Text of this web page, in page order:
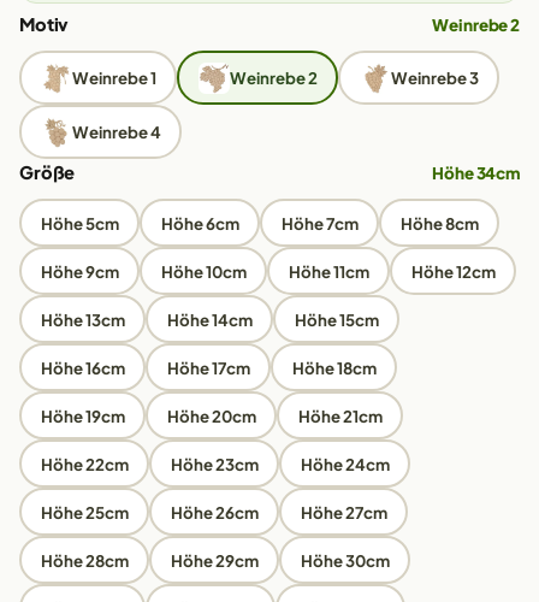
Motiv Weinrebe 2
Weinrebe 1 Weinrebe 2 Weinrebe 3
Weinrebe 4
Größe Höhe 34cm
Höhe 5cm Höhe 6cm Höhe 7cm Höhe 8cm
Höhe 9cm Höhe 10cm Höhe 11cm Höhe 12cm
Höhe 13cm Höhe 14cm Höhe 15cm
Höhe 16cm Höhe 17cm Höhe 18cm
Höhe 19cm Höhe 20cm Höhe 21cm
Höhe 22cm Höhe 23cm Höhe 24cm
Höhe 25cm Höhe 26cm Höhe 27cm
Höhe 28cm Höhe 29cm Höhe 30cm